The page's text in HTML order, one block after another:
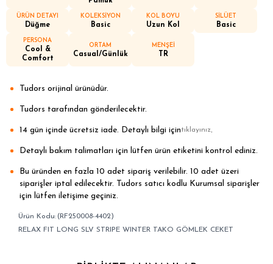
ÜRÜN DETAYI
Düğme
KOLEKSİYON
Basic
KOL BOYU
Uzun Kol
SİLÜET
Basic
PERSONA
Cool &
Comfort
ORTAM
Casual/Günlük
MENŞEİ
TR
Tudors orijinal ürünüdür.
Tudors tarafından gönderilecektir.
14 gün içinde ücretsiz iade. Detaylı bilgi içintıklayınız.
Detaylı bakım talimatları için lütfen ürün etiketini kontrol ediniz.
Bu üründen en fazla 10 adet sipariş verilebilir. 10 adet üzeri
siparişler iptal edilecektir. Tudors satıcı kodlu Kurumsal siparişler
için lütfen iletişime geçiniz.
(RF250008-4402)
RELAX FIT LONG SLV STRIPE WINTER TAKO GÖMLEK CEKET